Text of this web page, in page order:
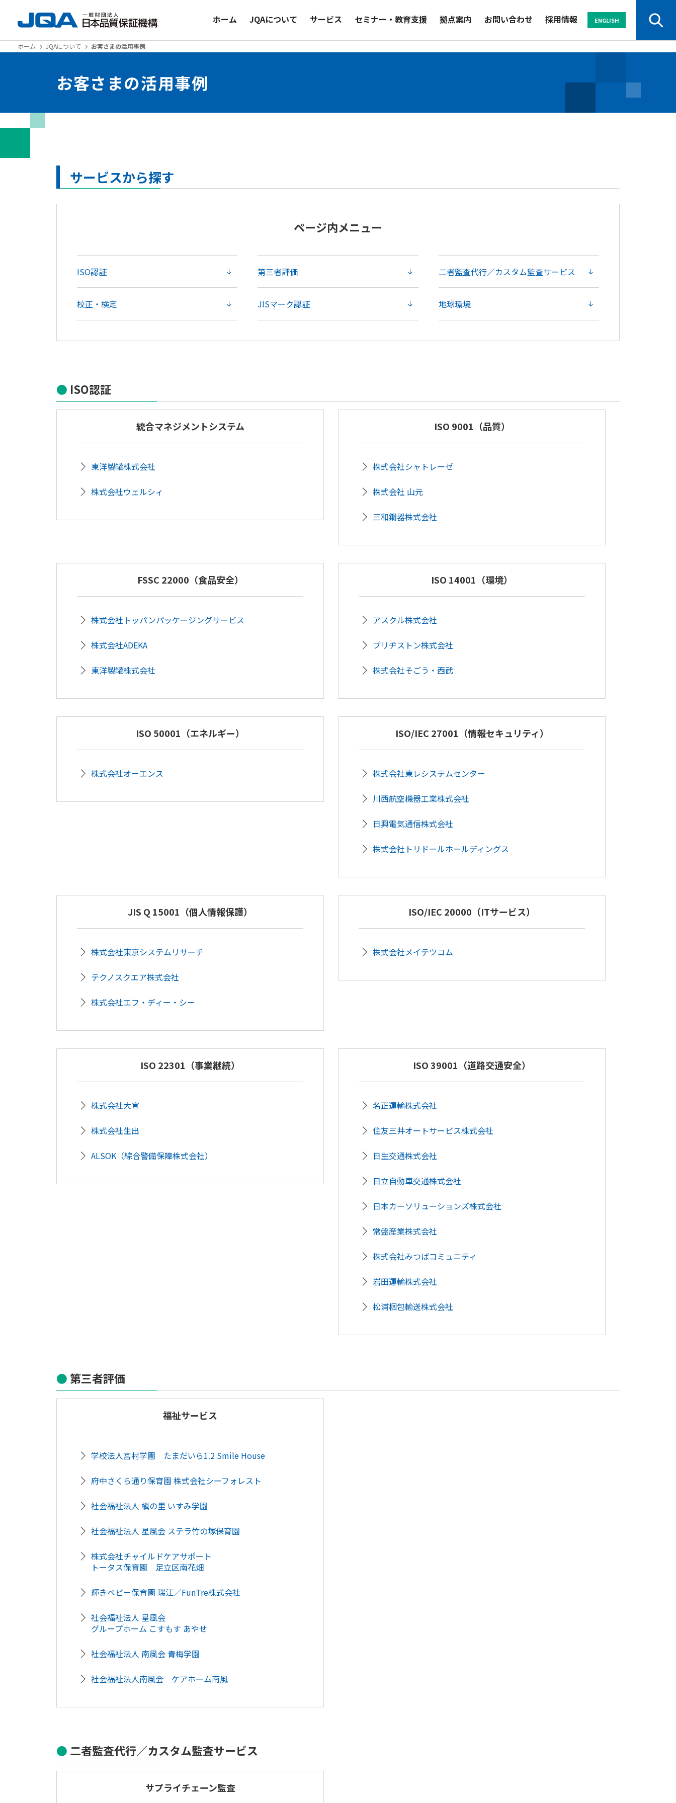
ホーム JQAについて サービス セミナー・教育支援 拠点案内 お問い合わせ 採用情報 ENGLISH
業界から探す
業界から探す
ホーム JQAについて お客さまの活用事例
お客さまの活用事例
サービスから探す
ページ内メニュー
ISO認証 第三者評価 二者監査代行／カスタム監査サービス
校正・検定 JISマーク認証 地球環境
ISO認証
統合マネジメントシステム
東洋製罐株式会社
株式会社ウェルシィ
ISO 9001（品質）
株式会社シャトレーゼ
株式会社 山元
三和鋼器株式会社
FSSC 22000（食品安全）
株式会社トッパンパッケージングサービス
株式会社ADEKA
東洋製罐株式会社
ISO 14001（環境）
アスクル株式会社
ブリヂストン株式会社
株式会社そごう・西武
ISO 50001（エネルギー）
株式会社オーエンス
ISO/IEC 27001（情報セキュリティ）
株式会社東レシステムセンター
川西航空機器工業株式会社
日興電気通信株式会社
株式会社トリドールホールディングス
JIS Q 15001（個人情報保護）
株式会社東京システムリサーチ
テクノスクエア株式会社
株式会社エフ・ディー・シー
ISO/IEC 20000（ITサービス）
株式会社メイテツコム
ISO 22301（事業継続）
株式会社大宣
株式会社生出
ALSOK（綜合警備保障株式会社）
ISO 39001（道路交通安全）
名正運輸株式会社
住友三井オートサービス株式会社
日生交通株式会社
日立自動車交通株式会社
日本カーソリューションズ株式会社
常盤産業株式会社
株式会社みつばコミュニティ
岩田運輸株式会社
松浦梱包輸送株式会社
第三者評価
福祉サービス
学校法人宮村学園 たまだいら1.2 Smile House
府中さくら通り保育園 株式会社シーフォレスト
社会福祉法人 槇の里 いすみ学園
社会福祉法人 星風会 ステラ竹の塚保育園
株式会社チャイルドケアサポート
トータス保育園 足立区南花畑
輝きベビー保育園 瑞江／FunTre株式会社
社会福祉法人 星風会
グループホーム こすもす あやせ
社会福祉法人 南風会 青梅学園
社会福祉法人南風会 ケアホーム南風
二者監査代行／カスタム監査サービス
サプライチェーン監査